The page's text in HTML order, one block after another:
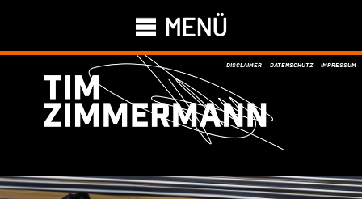
MENÜ
DISCLAIMER DATENSCHUTZ IMPRESSUM